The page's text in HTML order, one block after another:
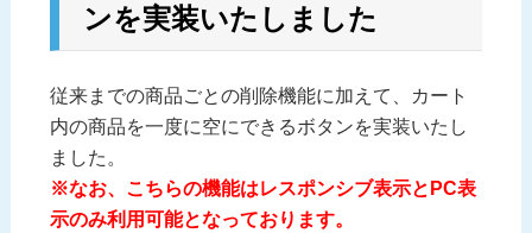
ンを実装いたしました
従来までの商品ごとの削除機能に加えて、カート
内の商品を一度に空にできるボタンを実装いたし
ました。
※なお、こちらの機能はレスポンシブ表示とPC表
示のみ利用可能となっております。